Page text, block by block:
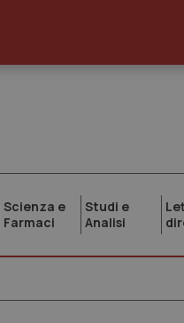
Scienza e
Farmaci
Studi e
Analisi